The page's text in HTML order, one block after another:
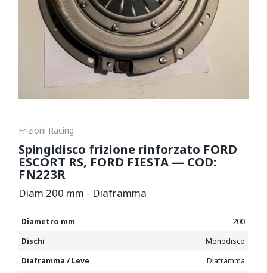
Frizioni Racing
Spingidisco frizione rinforzato FORD
ESCORT RS, FORD FIESTA — COD:
FN223R
Diam 200 mm - Diaframma
Diametro mm
200
Dischi
Monodisco
Diaframma / Leve
Diaframma